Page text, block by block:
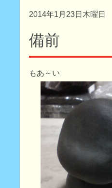
2014年1月23日木曜日
備前
もあ～い